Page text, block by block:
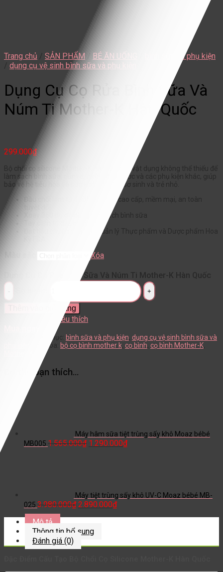
Trang chủ / SẢN PHẨM / BÉ ĂN UỐNG
bình sữa và phụ kiện
/ dụng cụ vệ sinh bình sữa và phụ kiện
Dụng Cụ Cọ Rửa Bình Sữa Và
Núm Ti Mother-K Hàn Quốc
299.000₫
Bộ chổi cọ silicone Mother-K Hàn Quốc là vật dụng không thể thiếu để
làm sạch bình sữa, núm ti, bình uống nước và các phụ kiện khác, giúp
bảo vệ hệ tiêu hóa và sức khỏe của trẻ sơ sinh và trẻ nhỏ.
Đầu chổi làm từ 100% silicone cao cấp, mềm mại, an toàn
Xoay 360 độ dễ dàng làm sạch bình sữa
Đạt tiêu chuẩn của Cục quản lý Thực phẩm và Dược phẩm Hoa
Xóa
Dụng Cụ Cọ Rửa Bình Sữa Và Núm Ti Mother-K Hàn Quốc
Thêm vào giỏ hàng
Yêu thích
Danh mục: bình sữa và phụ kiện dụng cụ vệ sinh bình sữa và
Từ khóa: bộ cọ bình mother k cọ bình cọ bình Mother-K
Có thể bạn thích…
Máy hâm sữa tiệt trùng sấy khô Moaz bébé
MB005 1.565.000₫ 1.290.000₫
Máy tiệt trùng sấy khô UV-C Moaz bébé MB-
025 3.980.000₫ 2.890.000₫
Mô tả
Thông tin bổ sung
Đánh giá (0)